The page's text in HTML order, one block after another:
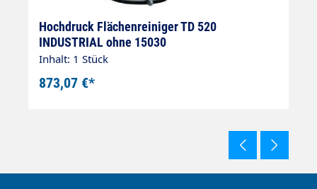
Hochdruck Flächenreiniger TD 520
INDUSTRIAL ohne 15030
Inhalt: 1 Stück
873,07 €*